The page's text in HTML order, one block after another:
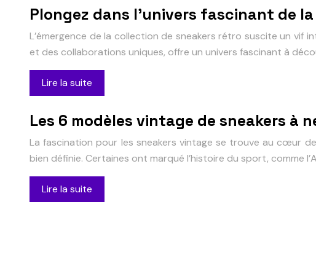
Plongez dans l’univers fascinant de
L’émergence de la collection de sneakers rétro suscite un vif
et des collaborations uniques, offre un univers fascinant à
Lire la suite
Les 6 modèles vintage de sneakers à
La fascination pour les sneakers vintage se trouve au cœur
bien définie. Certaines ont marqué l’histoire du sport, comme
Lire la suite